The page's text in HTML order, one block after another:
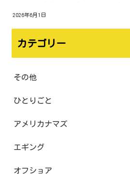
2026年6月1日
カテゴリー
その他
ひとりごと
アメリカナマズ
エギング
オフショア